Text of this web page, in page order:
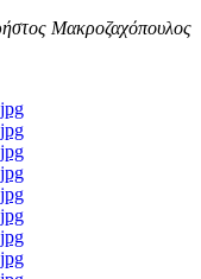
Μακροζαχόπουλος